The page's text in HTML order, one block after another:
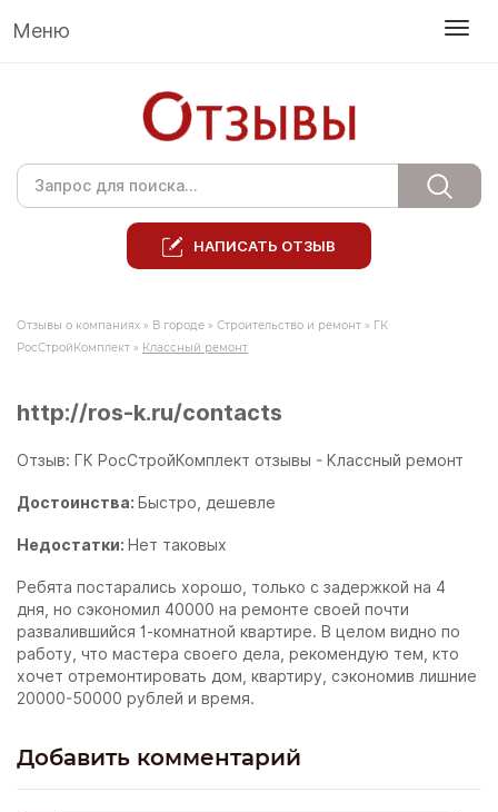
Меню
НАПИСАТЬ ОТЗЫВ
Отзывы о компаниях » В городе » Строительство и ремонт » ГК
РосСтройКомплект » Классный ремонт
http://ros-k.ru/contacts
Отзыв: ГК РосСтройКомплект отзывы - Классный ремонт
Достоинства: Быстро, дешевле
Недостатки: Нет таковых
Ребята постарались хорошо, только с задержкой на 4
дня, но сэкономил 40000 на ремонте своей почти
развалившийся 1-комнатной квартире. В целом видно по
работу, что мастера своего дела, рекомендую тем, кто
хочет отремонтировать дом, квартиру, сэкономив лишние
20000-50000 рублей и время.
Добавить комментарий